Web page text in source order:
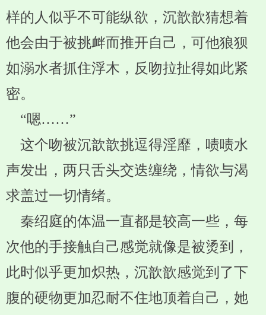
样的人似乎不可能纵欲，沉歆歆猜想着
他会由于被挑衅而推开自己，可他狼狈
如溺水者抓住浮木，反吻拉扯得如此紧
密。
“嗯……”
这个吻被沉歆歆挑逗得淫靡，啧啧水
声发出，两只舌头交迭缠绕，情欲与渴
求盖过一切情绪。
秦绍庭的体温一直都是较高一些，每
次他的手接触自己感觉就像是被烫到，
此时似乎更加炽热，沉歆歆感觉到了下
腹的硬物更加忍耐不住地顶着自己，她